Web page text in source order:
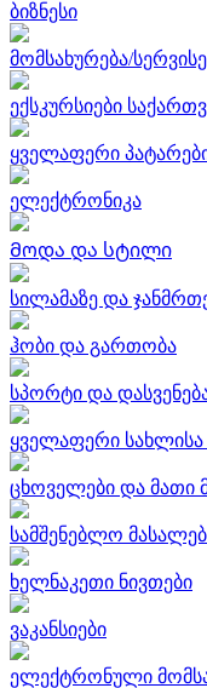
ბიზნესი
მომსახურება/
ექსკურსიები
ყველაფერი
ელექტრონიკა
Მოდა და სტილი
სილამაზე და
ჰობი და გართობა
სპორტი და
ყველაფერი სახლისა
ცხოველები და მათი
სამშენებლო
ხელნაკეთი ნივთები
ვაკანსიები
ელექტრონული